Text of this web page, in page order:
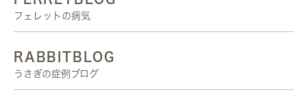
フェレットの病気
RABBITBLOG
うさぎの症例ブログ